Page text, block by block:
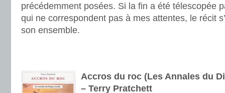
précédemment posées. Si la fin a été télescopée
qui ne correspondent pas à mes attentes, le récit
son ensemble.
Accros du roc (Les Annales du
– Terry Pratchett